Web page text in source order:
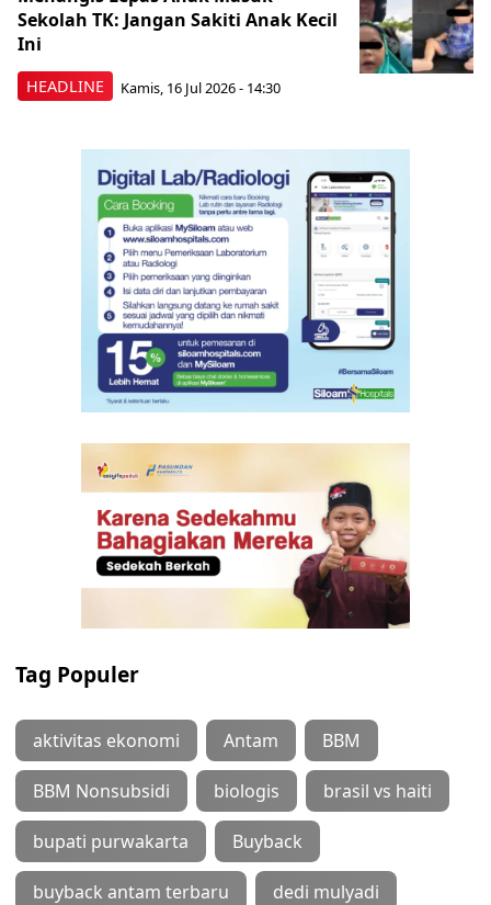
HEADLINE
Sekolah TK: Jangan Sakiti Anak Kecil
Ini
Kamis, 16 Jul 2026 - 14:30
Tag Populer
aktivitas ekonomi Antam BBM
BBM Nonsubsidi biologis brasil vs haiti
bupati purwakarta Buyback
buyback antam terbaru dedi mulyadi